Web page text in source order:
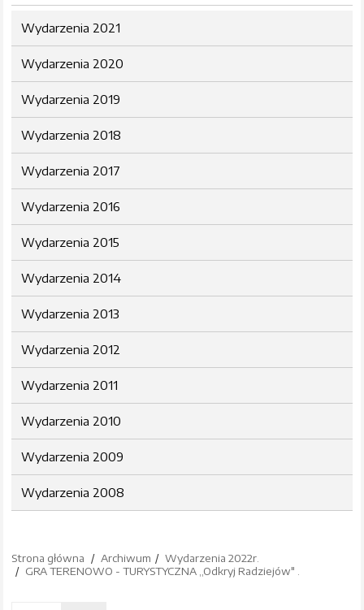
Wydarzenia 2021
Wydarzenia 2020
Wydarzenia 2019
Wydarzenia 2018
Wydarzenia 2017
Wydarzenia 2016
Wydarzenia 2015
Wydarzenia 2014
Wydarzenia 2013
Wydarzenia 2012
Wydarzenia 2011
Wydarzenia 2010
Wydarzenia 2009
Wydarzenia 2008
Strona główna Archiwum
Wydarzenia 2022r.
GRA TERENOWO - TURYSTYCZNA ,,Odkryj Radziejów" .